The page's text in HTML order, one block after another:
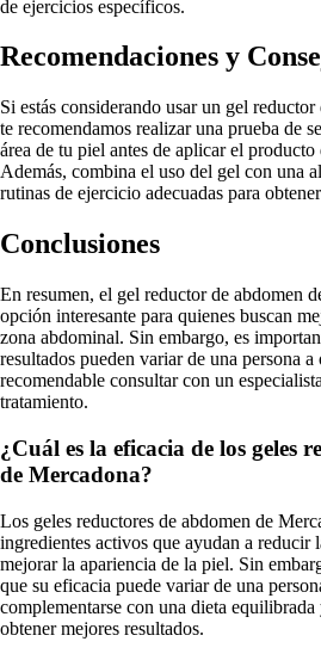
de ejercicios específicos.
Recomendaciones y
Si estás considerando usar un gel
te recomendamos realizar una prueba de
área de tu piel antes de aplicar el
Además, combina el uso del gel con una
rutinas de ejercicio adecuadas para
Conclusiones
En resumen, el gel reductor de abdomen
opción interesante para quienes buscan
zona abdominal. Sin embargo, es
resultados pueden variar de una persona
recomendable consultar con un
tratamiento.
¿Cuál es la eficacia de los geles
de Mercadona?
Los geles reductores de abdomen de
ingredientes activos que ayudan a reducir
mejorar la apariencia de la piel. Sin
que su eficacia puede variar de una
complementarse con una dieta
obtener mejores resultados.